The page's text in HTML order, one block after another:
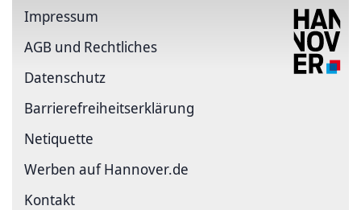
Impressum
AGB und Rechtliches
Datenschutz
Barriere­freiheits­erklärung
Netiquette
Werben auf Hannover.de
Kontakt